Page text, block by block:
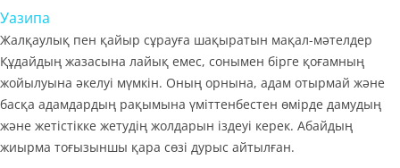
Уазипа
Жалқаулық пен қайыр сұрауға шақыратын мақал-мәтелдер
Құдайдың жазасына лайық емес, сонымен бірге қоғамның
жойылуына әкелуі мүмкін. Оның орнына, адам отырмай және
басқа адамдардың рақымына үміттенбестен өмірде дамудың
және жетістікке жетудің жолдарын іздеуі керек. Абайдың
жиырма тоғызыншы қара сөзі дурыс айтылған.